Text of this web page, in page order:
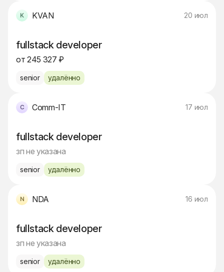
KVAN 20 июл
fullstack developer
от 245 327 ₽
senior удалённо
Comm-IT 17 июл
fullstack developer
зп не указана
senior удалённо
NDA 16 июл
fullstack developer
зп не указана
senior удалённо